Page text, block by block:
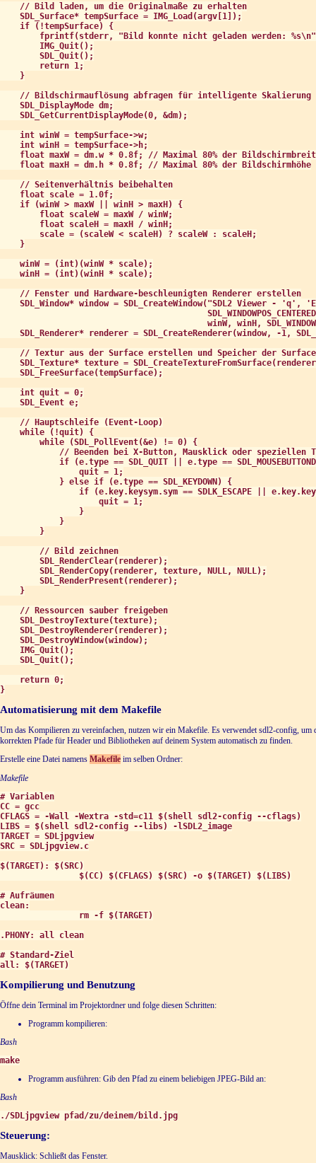
    // Bild laden, um die Originalmaße zu erhalten
    SDL_Surface* tempSurface = IMG_Load(argv[1]);
    if (!tempSurface) {
fprintf(stderr, "Bild konnte nicht geladen werden:
        IMG_Quit();
        SDL_Quit();
        return 1;
    }
    // Bildschirmauflösung abfragen für intelligente Skalierung
    SDL_DisplayMode dm;
    SDL_GetCurrentDisplayMode(0, &dm);
    int winW = tempSurface->w;
    int winH = tempSurface->h;
float maxW = dm.w * 0.8f; // Maximal 80% der
    float maxH = dm.h * 0.8f; // Maximal 80% der Bildschirmhöhe
    // Seitenverhältnis beibehalten
    float scale = 1.0f;
    if (winW > maxW || winH > maxH) {
        float scaleW = maxW / winW;
        float scaleH = maxH / winH;
        scale = (scaleW < scaleH) ? scaleW : scaleH;
    }
    winW = (int)(winW * scale);
    winH = (int)(winH * scale);
    // Fenster und Hardware-beschleunigten Renderer erstellen
SDL_Window* window = SDL_CreateWindow("SDL2 Viewer - 'q',
winW, winH,
SDL_Renderer* renderer = SDL_CreateRenderer(window, -1,
// Textur aus der Surface erstellen und Speicher der
SDL_Texture* texture =
    SDL_FreeSurface(tempSurface);
    int quit = 0;
    SDL_Event e;
    // Hauptschleife (Event-Loop)
    while (!quit) {
        while (SDL_PollEvent(&e) != 0) {
// Beenden bei X-Button, Mausklick oder speziellen
if (e.type == SDL_QUIT || e.type ==
                quit = 1;
            } else if (e.type == SDL_KEYDOWN) {
if (e.key.keysym.sym == SDLK_ESCAPE ||
                    quit = 1;
                }
            }
        }
        // Bild zeichnen
        SDL_RenderClear(renderer);
        SDL_RenderCopy(renderer, texture, NULL, NULL);
        SDL_RenderPresent(renderer);
    }
    // Ressourcen sauber freigeben
    SDL_DestroyTexture(texture);
    SDL_DestroyRenderer(renderer);
    SDL_DestroyWindow(window);
    IMG_Quit();
    SDL_Quit();
    return 0;
}
Automatisierung mit dem Makefile
Um das Kompilieren zu vereinfachen, nutzen wir ein Makefile. Es verwendet sdl2-config, um
korrekten Pfade für Header und Bibliotheken auf deinem System automatisch zu finden.
Erstelle eine Datei namens Makefile im selben Ordner:
Makefile
# Variablen
CC = gcc
CFLAGS = -Wall -Wextra -std=c11 $(shell sdl2-config --cflags)
LIBS = $(shell sdl2-config --libs) -lSDL2_image
TARGET = SDLjpgview
SRC = SDLjpgview.c
$(TARGET): $(SRC)
                $(CC) $(CFLAGS) $(SRC) -o $(TARGET) $(LIBS)
# Aufräumen
clean:
                rm -f $(TARGET)
.PHONY: all clean
# Standard-Ziel
all: $(TARGET)
Kompilierung und Benutzung
Öffne dein Terminal im Projektordner und folge diesen Schritten:
Programm kompilieren:
Bash
make
Programm ausführen: Gib den Pfad zu einem beliebigen JPEG-Bild an:
Bash
./SDLjpgview pfad/zu/deinem/bild.jpg
Steuerung:
Mausklick: Schließt das Fenster.